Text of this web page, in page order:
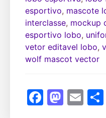
esportivo, mascote
interclasse, mockup
esportivo lobo,
vetor editavel lobo,
wolf mascot vector